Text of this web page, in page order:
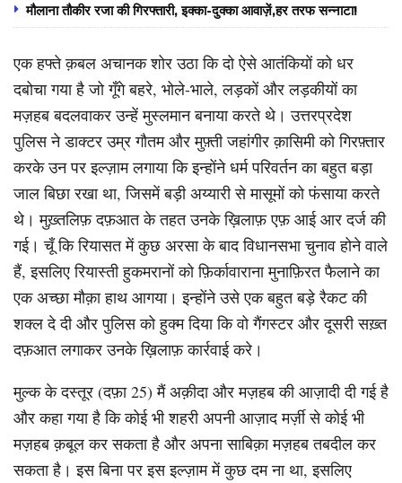
मौलाना तौकीर रजा की गिरफ्तारी, इक्का-दुक्का आवाज़ें,हर तरफ सन्नाटा!
एक हफ्ते क़बल अचानक शोर उठा कि दो ऐसे आतंकियों को धर
दबोचा गया है जो गूँगे बहरे, भोले-भाले, लड़कों और लड़कीयों का
मज़हब बदलवाकर उन्हें मुस्लमान बनाया करते थे। उत्तरप्रदेश
पुलिस ने डाक्टर उम्र गौतम और मुफ़्ती जहांगीर क़ासिमी को गिरफ़्तार
करके उन पर इल्ज़ाम लगाया कि इन्होंने धर्म परिवर्तन का बहुत बड़ा
जाल बिछा रखा था, जिसमें बड़ी अय्यारी से मासूमों को फंसाया करते
थे। मुख़्तलिफ़ दफ़आत के तहत उनके ख़िलाफ़ एफ़ आई आर दर्ज की
गई। चूँ कि रियासत में कुछ अरसा के बाद विधानसभा चुनाव होने वाले
हैं, इसलिए रियास्ती हुकमरानों को फ़िर्कावाराना मुनाफ़िरत फैलाने का
एक अच्छा मौक़ा हाथ आगया। इन्होंने उसे एक बहुत बड़े रैकट की
शक्ल दे दी और पुलिस को हुक्म दिया कि वो गैंगस्टर और दूसरी सख़्त
दफ़आत लगाकर उनके ख़िलाफ़ कार्रवाई करे।
मुल्क के दस्तूर (दफ़ा 25) मैं अक़ीदा और मज़हब की आज़ादी दी गई है
और कहा गया है कि कोई भी शहरी अपनी आज़ाद मर्ज़ी से कोई भी
मज़हब क़बूल कर सकता है और अपना साबिक़ा मज़हब तबदील कर
सकता है। इस बिना पर इस इल्ज़ाम में कुछ दम ना था, इसलिए